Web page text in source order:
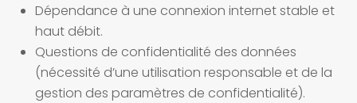
Dépendance à une connexion internet stable et
haut débit.
Questions de confidentialité des données
(nécessité d’une utilisation responsable et de la
gestion des paramètres de confidentialité).